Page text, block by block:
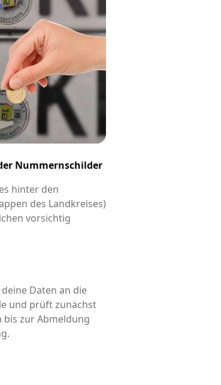
Nummernschilder
hinter den
des Landkreises)
vorsichtig
Daten an die
und prüft zunächst
bis zur Abmeldung